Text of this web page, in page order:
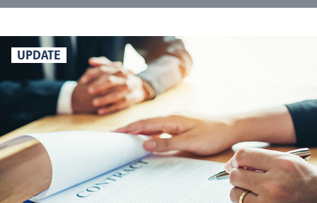
UPDATE